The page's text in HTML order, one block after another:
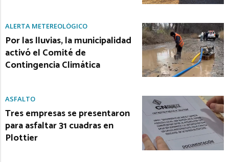
ALERTA METEREOLÓGICO
Por las lluvias, la municipalidad
activó el Comité de
Contingencia Climática
ASFALTO
Tres empresas se presentaron
para asfaltar 31 cuadras en
Plottier